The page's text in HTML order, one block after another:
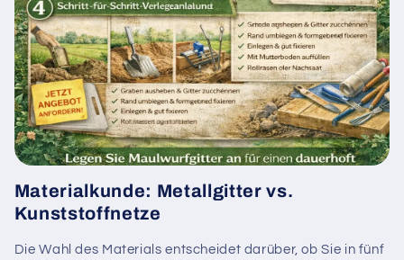
Materialkunde: Metallgitter vs.
Kunststoffnetze
Die Wahl des Materials entscheidet darüber, ob Sie in fünf